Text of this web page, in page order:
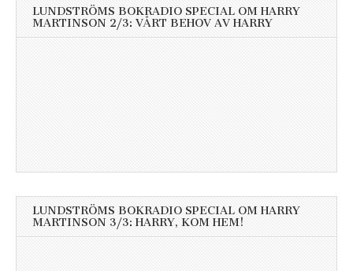
LUNDSTRÖMS BOKRADIO SPECIAL OM HARRY
MARTINSON 2/3: VÅRT BEHOV AV HARRY
LUNDSTRÖMS BOKRADIO SPECIAL OM HARRY
MARTINSON 3/3: HARRY, KOM HEM!